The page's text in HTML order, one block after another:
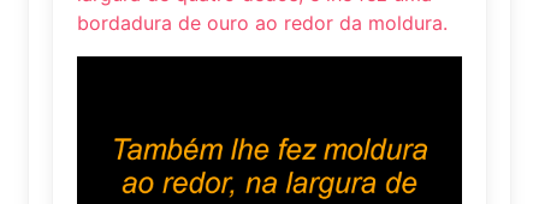
bordadura de ouro ao redor da moldura.